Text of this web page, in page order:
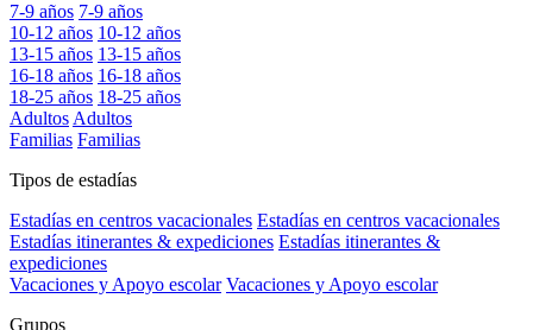
7-9 años 7-9 años
10-12 años 10-12 años
13-15 años 13-15 años
16-18 años 16-18 años
18-25 años 18-25 años
AdultosAdultos
Familias Familias
Tipos de estadías
Estadías en centros vacacionales Estadías en centros vacacionales
Estadías itinerantes & expediciones Estadías itinerantes &
expediciones
Vacaciones y Apoyo escolar Vacaciones y Apoyo escolar
Grupos